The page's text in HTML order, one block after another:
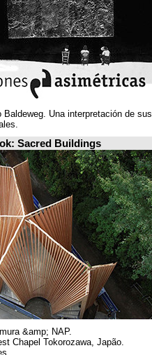
Baldeweg. Una interpretación de sus
Sacred Buildings
&amp; NAP.
Chapel Tokorozawa, Japão.